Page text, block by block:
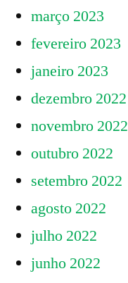
março 2023
fevereiro 2023
janeiro 2023
dezembro 2022
novembro 2022
outubro 2022
setembro 2022
agosto 2022
julho 2022
junho 2022